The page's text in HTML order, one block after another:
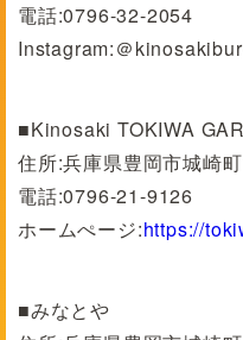
電話:0796-32-2054
Instagram:＠
■Kinosaki TOKIWA
住所:兵庫県豊岡市城崎
電話:0796-21-9126
ホームぺージ:https://
■みなとや